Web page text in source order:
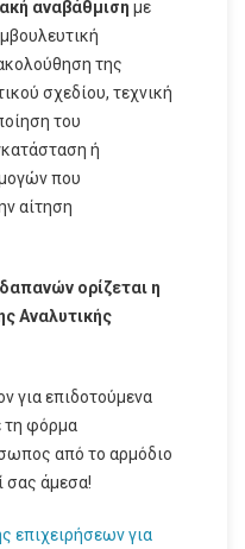
αναβάθμιση με
της
σχεδίου, τεχνική
του
ή
που
αίτηση
ορίζεται η
Αναλυτικής
για επιδοτούμενα
τη φόρμα
από το αρμόδιο
σας άμεσα!
επιχειρήσεων για